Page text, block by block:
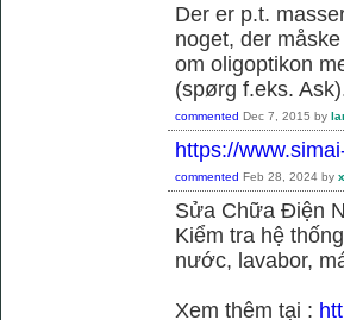
Der er p.t.
noget, der
om oligoptikon
(spørg f.eks.
commented Dec 7, 2015 by
https://
commented Feb 28, 2024 by
Sửa Chữa Điện
Kiểm tra hệ
nước, lavabor,
Xem thêm tại :